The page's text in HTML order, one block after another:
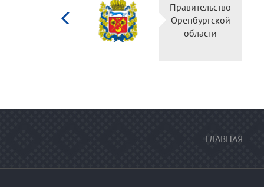
Российской
Правительство
Оренбургской
области
ГЛАВНАЯ